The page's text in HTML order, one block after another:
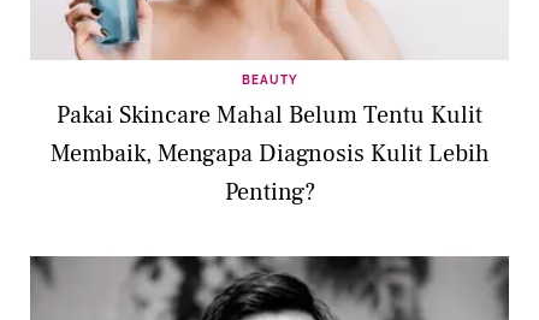
BEAUTY
Pakai Skincare Mahal Belum Tentu Kulit
Membaik, Mengapa Diagnosis Kulit Lebih
Penting?